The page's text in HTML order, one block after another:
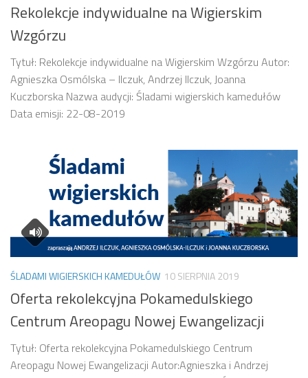
Rekolekcje indywidualne na Wigierskim
Wzgórzu
Tytuł: Rekolekcje indywidualne na Wigierskim Wzgórzu Autor:
Agnieszka Osmólska – Ilczuk, Andrzej Ilczuk, Joanna
Kuczborska Nazwa audycji: Śladami wigierskich kamedułów
Data emisji: 22-08-2019
ŚLADAMI WIGIERSKICH KAMEDUŁÓW 10 SIERPNIA 2019
Oferta rekolekcyjna Pokamedulskiego
Centrum Areopagu Nowej Ewangelizacji
Tytuł: Oferta rekolekcyjna Pokamedulskiego Centrum
Areopagu Nowej Ewangelizacji Autor:Agnieszka i Andrzej